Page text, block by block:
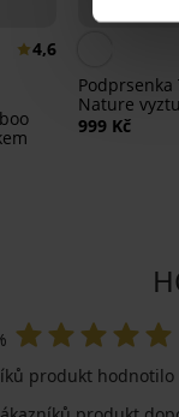
4,6
Podprsenka
Nature
999 Kč
produkt hodnotilo